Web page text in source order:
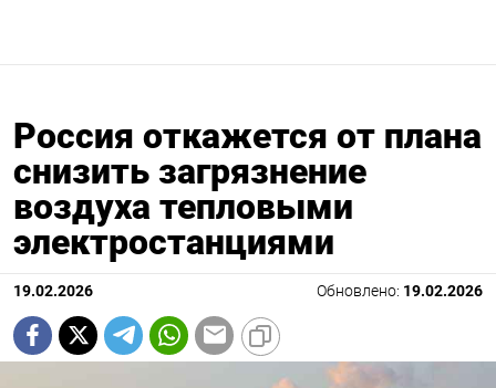
Россия откажется от плана
снизить загрязнение
воздуха тепловыми
электростанциями
19.02.2026 Обновлено: 19.02.2026